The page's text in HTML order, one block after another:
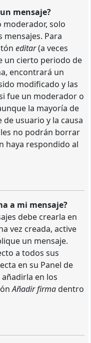
mensaje?
moderador, solo
Para
editar(a veces
un cierto periodo de
encontrará un
modificado y las
fue un moderador o
la mayoría de
usuario y la causa
no podrán borrar
haya respondido al
a mi mensaje?
debe crearla en
vez creada, active
un mensaje.
a todos sus
en su Panel de
en los
Añadir firmadentro